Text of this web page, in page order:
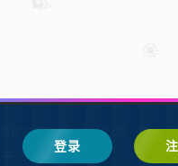
鲁ICP备2021002287号-1鲁公
Z-BlogPHP 搭建
登录